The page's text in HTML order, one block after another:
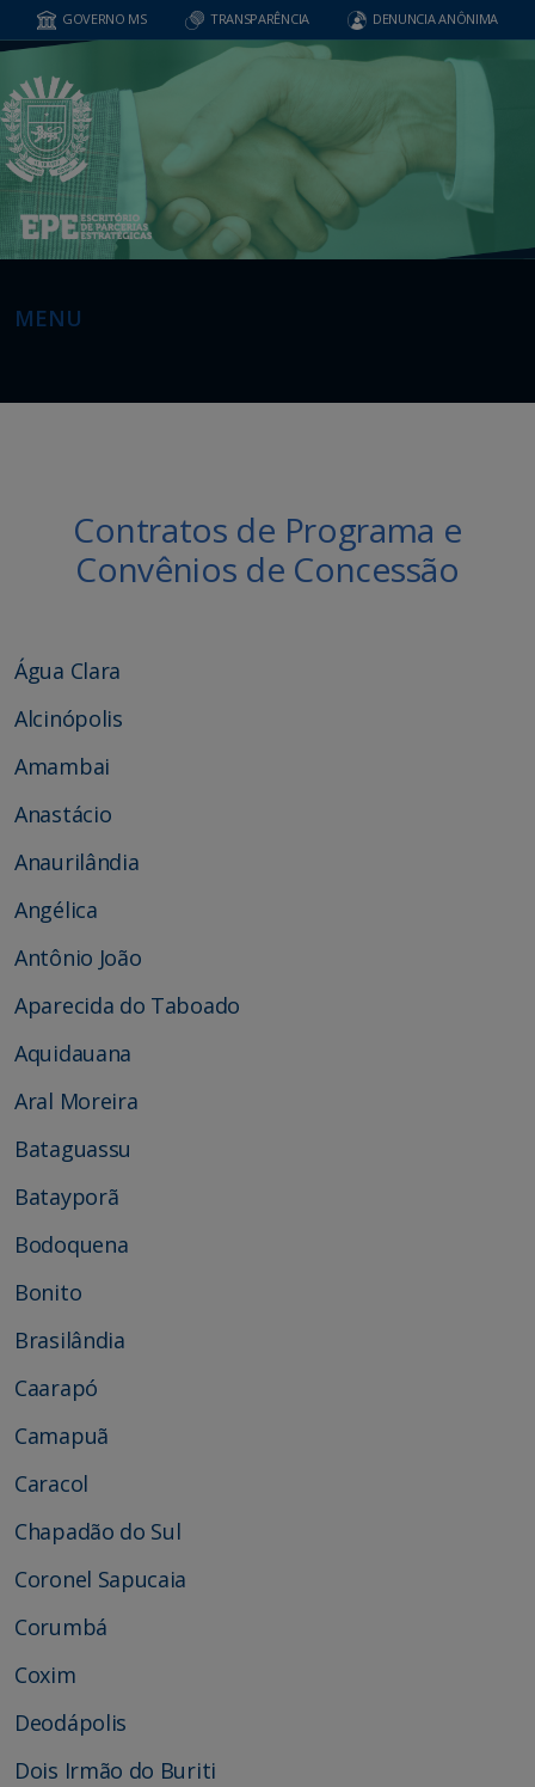
GOVERNO MS TRANSPARÊNCIA DENUNCIA ANÔNIMA
MENU
Contratos de Programa e
Convênios de Concessão
Água Clara
Alcinópolis
Amambai
Anastácio
Anaurilândia
Angélica
Antônio João
Aparecida do Taboado
Aquidauana
Aral Moreira
Bataguassu
Batayporã
Bodoquena
Bonito
Brasilândia
Caarapó
Camapuã
Caracol
Chapadão do Sul
Coronel Sapucaia
Corumbá
Coxim
Deodápolis
Dois Irmão do Buriti